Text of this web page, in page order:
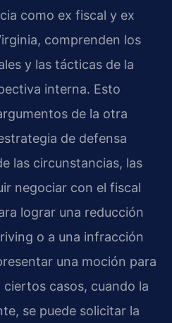
como ex fiscal y ex
comprenden los
y las tácticas de la
interna. Esto
de la otra
de defensa
las circunstancias, las
negociar con el fiscal
lograr una reducción
o a una infracción
una moción para
casos, cuando la
se puede solicitar la